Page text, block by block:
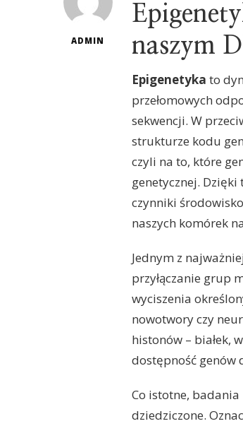
ADMIN
naszym
Epigenetyka to
przełomowych
sekwencji. W
strukturze kodu
czyli na to, które
genetycznej.
czynniki
naszych komórek
Jednym z
przyłączanie grup
wyciszenia
nowotwory czy
histonów – białek,
dostępność genów
Co istotne,
dziedziczone.